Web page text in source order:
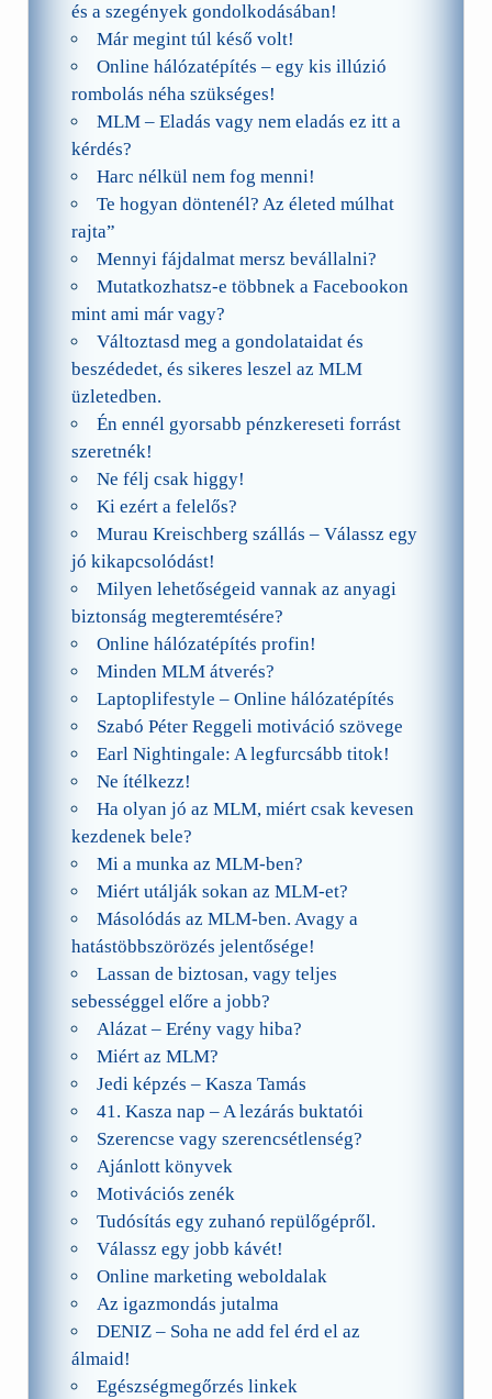
és a szegények gondolkodásában!
Már megint túl késő volt!
Online hálózatépítés – egy kis illúzió
rombolás néha szükséges!
MLM – Eladás vagy nem eladás ez itt a
kérdés?
Harc nélkül nem fog menni!
Te hogyan döntenél? Az életed múlhat
rajta”
Mennyi fájdalmat mersz bevállalni?
Mutatkozhatsz-e többnek a Facebookon
mint ami már vagy?
Változtasd meg a gondolataidat és
beszédedet, és sikeres leszel az MLM
üzletedben.
Én ennél gyorsabb pénzkereseti forrást
szeretnék!
Ne félj csak higgy!
Ki ezért a felelős?
Murau Kreischberg szállás – Válassz egy
jó kikapcsolódást!
Milyen lehetőségeid vannak az anyagi
biztonság megteremtésére?
Online hálózatépítés profin!
Minden MLM átverés?
Laptoplifestyle – Online hálózatépítés
Szabó Péter Reggeli motiváció szövege
Earl Nightingale: A legfurcsább titok!
Ne ítélkezz!
Ha olyan jó az MLM, miért csak kevesen
kezdenek bele?
Mi a munka az MLM-ben?
Miért utálják sokan az MLM-et?
Másolódás az MLM-ben. Avagy a
hatástöbbszörözés jelentősége!
Lassan de biztosan, vagy teljes
sebességgel előre a jobb?
Alázat – Erény vagy hiba?
Miért az MLM?
Jedi képzés – Kasza Tamás
41. Kasza nap – A lezárás buktatói
Szerencse vagy szerencsétlenség?
Ajánlott könyvek
Motivációs zenék
Tudósítás egy zuhanó repülőgépről.
Válassz egy jobb kávét!
Online marketing weboldalak
Az igazmondás jutalma
DENIZ – Soha ne add fel érd el az
álmaid!
Egészségmegőrzés linkek